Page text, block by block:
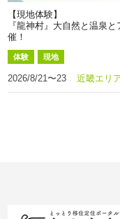
【現地体験】
『龍神村』大自然と温泉
催！
体験 現地
2026/8/21〜23 近畿エリ